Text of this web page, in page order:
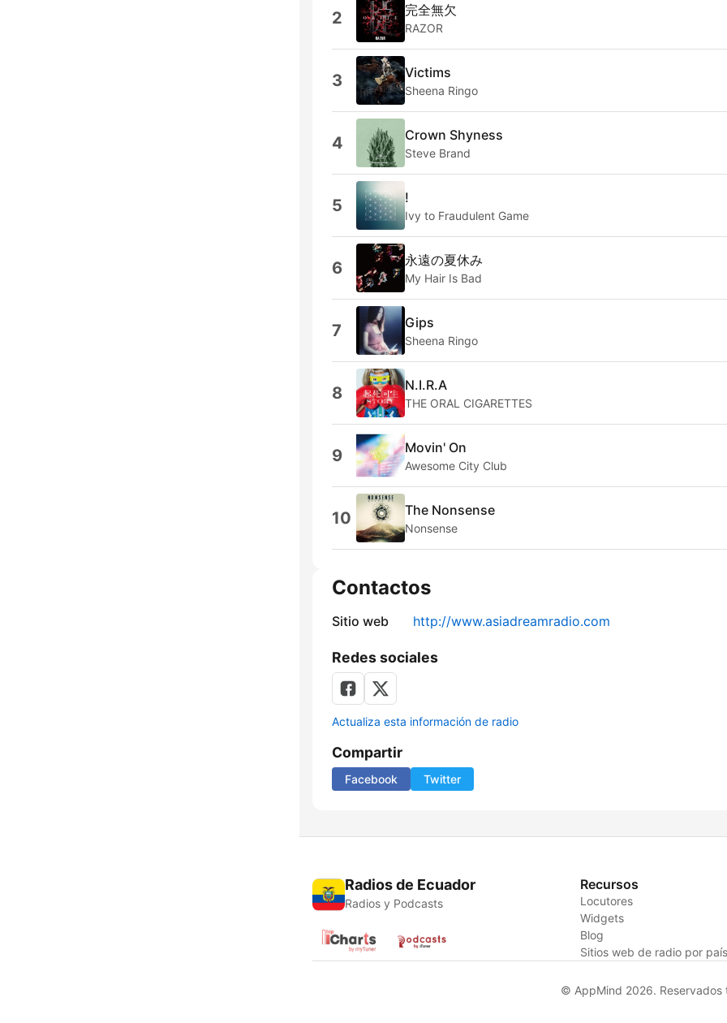
2 完全無欠
RAZOR
3 Victims
Sheena Ringo
4 Crown Shyness
Steve Brand
5 !
Ivy to Fraudulent Game
6 永遠の夏休み
My Hair Is Bad
7 Gips
Sheena Ringo
8 N.I.R.A
THE ORAL CIGARETTES
9 Movin' On
Awesome City Club
10 The Nonsense
Nonsense
Contactos
Sitio web http://www.asiadreamradio.com
Redes sociales
Actualiza esta información de radio
Compartir
Facebook Twitter
Radios de Ecuador
Radios y Podcasts
Recursos
Locutores
Widgets
Blog
Sitios web de radio por país
© AppMind 2026. Reservados